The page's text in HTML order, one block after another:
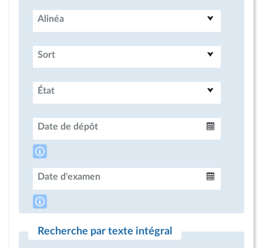
Alinéa
Sort
État
Date de dépôt
Date d'examen
Recherche par texte intégral